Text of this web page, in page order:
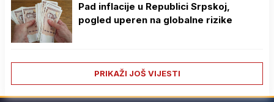
Pad inflacije u Republici Srpskoj,
pogled uperen na globalne rizike
PRIKAŽI JOŠ VIJESTI